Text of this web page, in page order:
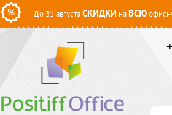
До 31 августаСКИДКИ наВСЮ